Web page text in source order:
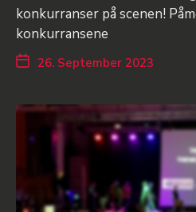
konkurranser på scenen!
konkurransene
26. September 2023